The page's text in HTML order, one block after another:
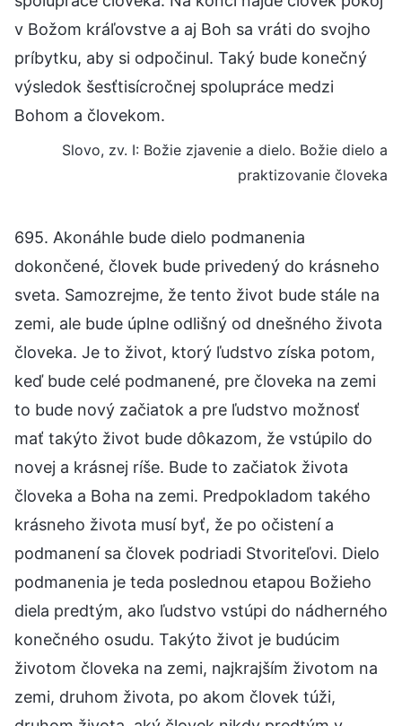
v Božom kráľovstve a aj Boh sa vráti do svojho
príbytku, aby si odpočinul. Taký bude konečný
výsledok šesťtisícročnej spolupráce medzi
Bohom a človekom.
Slovo, zv. I: Božie zjavenie a dielo. Božie dielo a
praktizovanie človeka
695. Akonáhle bude dielo podmanenia
dokončené, človek bude privedený do krásneho
sveta. Samozrejme, že tento život bude stále na
zemi, ale bude úplne odlišný od dnešného života
človeka. Je to život, ktorý ľudstvo získa potom,
keď bude celé podmanené, pre človeka na zemi
to bude nový začiatok a pre ľudstvo možnosť
mať takýto život bude dôkazom, že vstúpilo do
novej a krásnej ríše. Bude to začiatok života
človeka a Boha na zemi. Predpokladom takého
krásneho života musí byť, že po očistení a
podmanení sa človek podriadi Stvoriteľovi. Dielo
podmanenia je teda poslednou etapou Božieho
diela predtým, ako ľudstvo vstúpi do nádherného
konečného osudu. Takýto život je budúcim
životom človeka na zemi, najkrajším životom na
zemi, druhom života, po akom človek túži,